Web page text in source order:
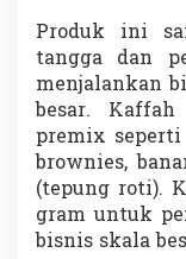
Produk ini
tangga dan
menjalankan
besar.
premix
brownies,
(tepung roti).
gram untuk
bisnis skala